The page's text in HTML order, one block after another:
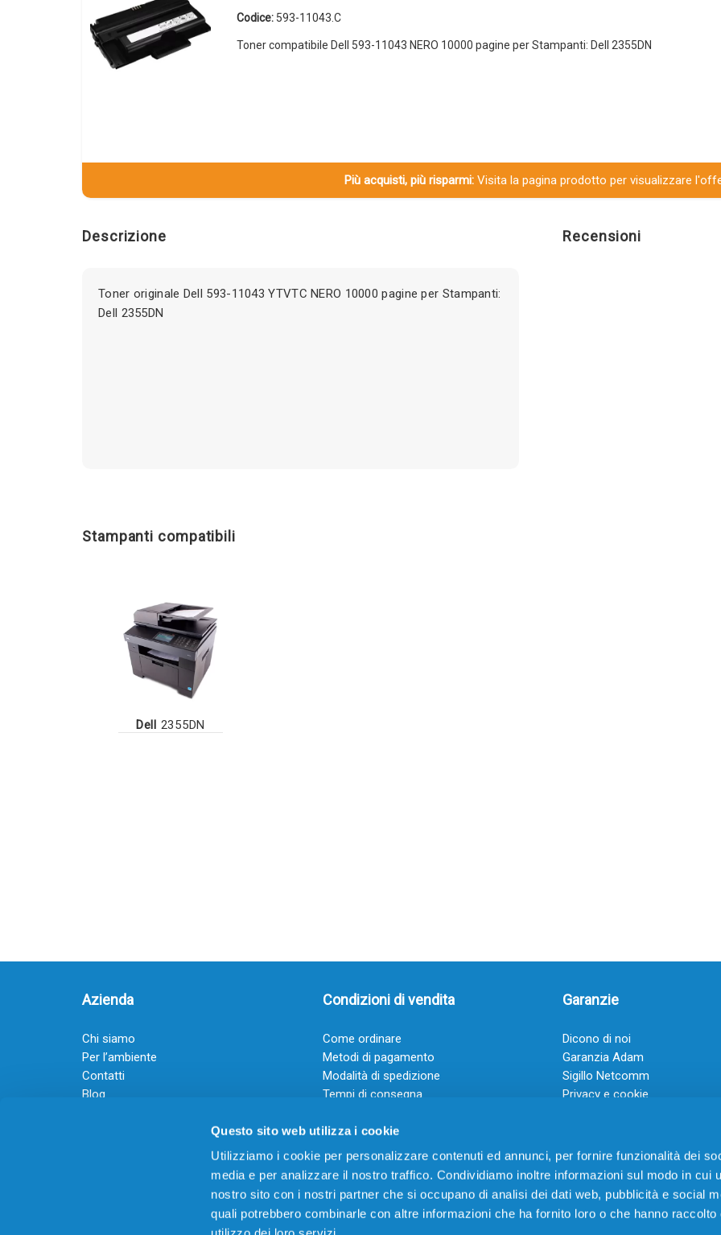
Questo sito web utilizza i cookie
Utilizziamo i cookie per personalizzare contenuti ed annunci, per fornire funzionalità dei
media e per analizzare il nostro traffico. Condividiamo inoltre informazioni sul modo in cui
nostro sito con i nostri partner che si occupano di analisi dei dati web, pubblicità e social
quali potrebbero combinarle con altre informazioni che ha fornito loro o che hanno raccolto
Codice: 593-11043.C
Toner compatibile Dell 593-11043 NERO 10000 pagine per Stampanti: Dell 2355DN
Più acquisti, più risparmi:Visita la pagina prodotto per visualizzare
Descrizione
Toner originale Dell 593-11043 YTVTC NERO 10000 pagine per Stampanti:
Dell 2355DN
Recensioni
Stampanti compatibili
Dell 2355DN
Azienda
Chi siamo
Per l’ambiente
Contatti
Blog
Guadagna con il Dropship
Condizioni di vendita
Come ordinare
Metodi di pagamento
Modalità di spedizione
Tempi di consegna
Garanzie
Dicono di noi
Garanzia Adam
Sigillo Netcomm
Privacy e cookie